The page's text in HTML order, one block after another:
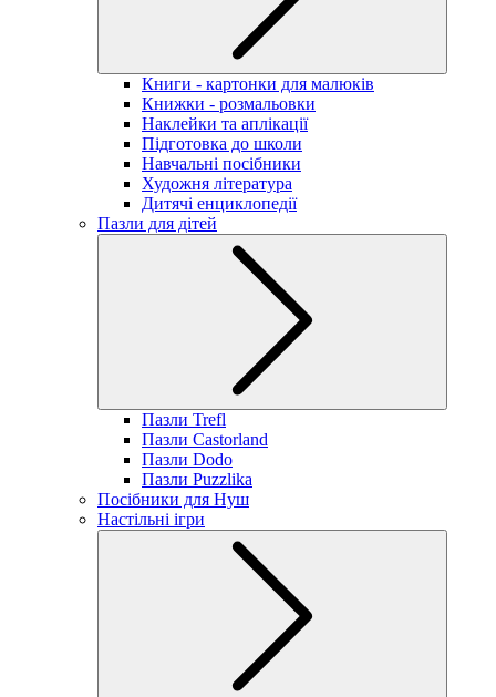
Книги - картонки для малюків
Книжки - розмальовки
Наклейки та аплікації
Підготовка до школи
Навчальні посібники
Художня література
Дитячі енциклопедії
Пазли для дітей
Пазли Trefl
Пазли Castorland
Пазли Dodo
Пазли Puzzlika
Посібники для Нуш
Настільні ігри